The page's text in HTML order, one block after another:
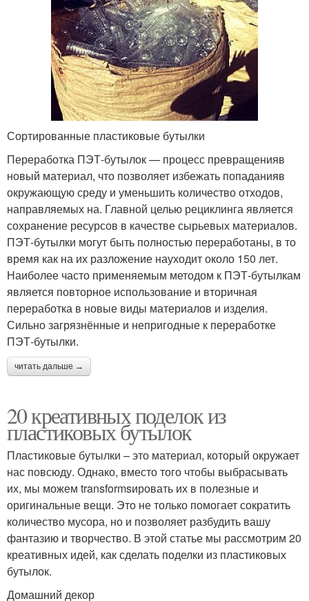
Сортированные пластиковые бутылки
Переработка ПЭТ-бутылок — процесс превращенияв
новый материал, что позволяет избежать попаданияв
окружающую среду и уменьшить количество отходов,
направляемых на. Главной целью рециклинга является
сохранение ресурсов в качестве сырьевых материалов.
ПЭТ-бутылки могут быть полностью переработаны, в то
время как на их разложение науходит около 150 лет.
Наиболее часто применяемым методом к ПЭТ-бутылкам
является повторное использование и вторичная
переработка в новые виды материалов и изделия.
Сильно загрязнённые и непригодные к переработке
ПЭТ-бутылки.
читать дальше →
20 креативных поделок из
пластиковых бутылок
Пластиковые бутылки – это материал, который окружает
нас повсюду. Однако, вместо того чтобы выбрасывать
их, мы можем transformsировать их в полезные и
оригинальные вещи. Это не только помогает сократить
количество мусора, но и позволяет разбудить вашу
фантазию и творчество. В этой статье мы рассмотрим 20
креативных идей, как сделать поделки из пластиковых
бутылок.
Домашний декор